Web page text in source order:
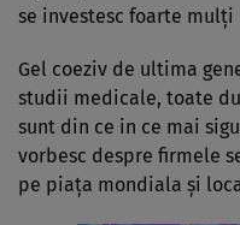
se investesc foarte
Gel coeziv de ultima
studii medicale, toate
sunt din ce in ce mai
vorbesc despre firmele
pe piaţa mondiala şi